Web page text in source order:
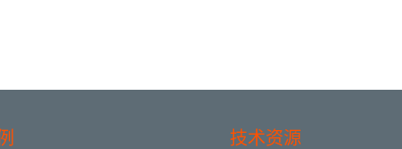
技术资源